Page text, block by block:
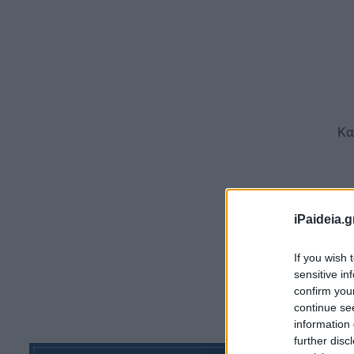
If you wish
sensitive
confirm
continue
information
further